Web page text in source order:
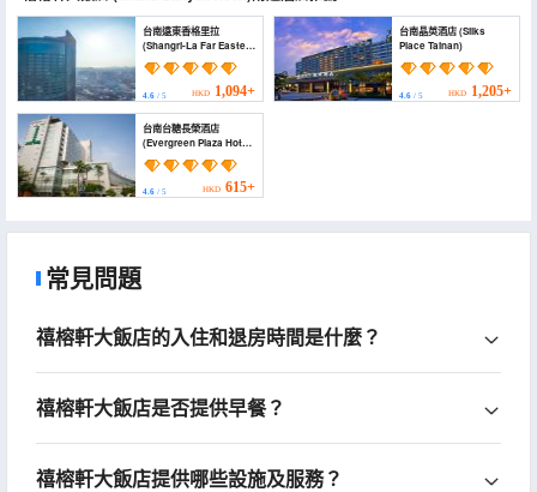
台南遠東香格里拉
(Shangri-La Far Eastern
Tainan)
4.6 / 5 HKD 1,094+
台南晶英酒店 (Silks
Place Tainan)
4.6/ 5 HKD 1,205+
台南台糖長榮酒店
(Evergreen Plaza Hotel
Tainan)
4.6 / 5 HKD 615+
常見問題
禧榕軒大飯店的入住和退房時間是什麼？
禧榕軒大飯店是否提供早餐？
禧榕軒大飯店提供哪些設施及服務？